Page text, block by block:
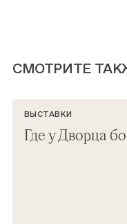
СМОТРИТЕ
ВЫСТАВКИ
Где у Дворца